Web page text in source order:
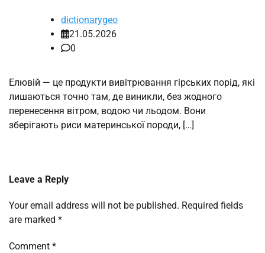
dictionarygeo
21.05.2026
0
Елювій — це продукти вивітрювання гірських порід, які
лишаються точно там, де виникли, без жодного
перенесення вітром, водою чи льодом. Вони
зберігають риси материнської породи, […]
Leave a Reply
Your email address will not be published. Required fields
are marked *
Comment *